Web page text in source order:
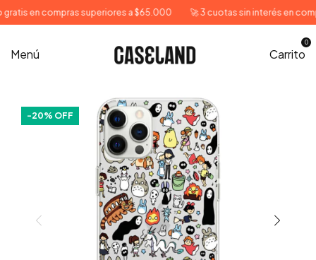
compras superiores a $65.000 🚀 3 cuotas sin interés en compras
Menú Carrito
0
-20% OFF